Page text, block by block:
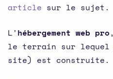
article sur le sujet.
L' hébergement web pro
le terrain sur lequel
site) est construite.